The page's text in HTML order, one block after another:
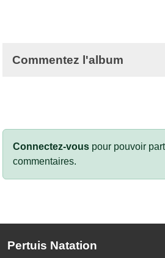
Commentez l'album
Connectez-vous pour pouvoir
commentaires.
Pertuis Natation